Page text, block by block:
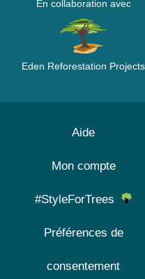
En collaboration avec
Eden Reforestation Projects
Aide
Mon compte
#StyleForTrees
Préférences de
consentement